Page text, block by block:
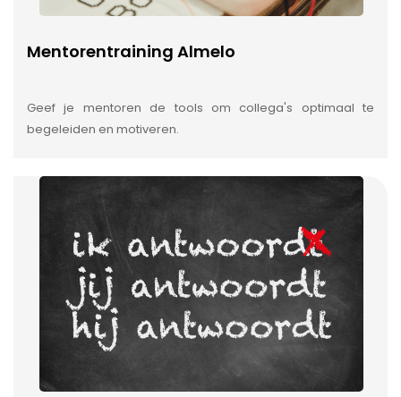
Mentorentraining Almelo
Geef je mentoren de tools om collega's optimaal te
begeleiden en motiveren.